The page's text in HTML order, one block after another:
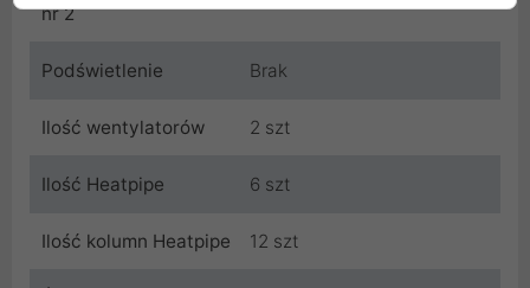
nr 2
Podświetlenie Brak
Ilość wentylatorów 2 szt
Ilość Heatpipe 6 szt
Ilość kolumn Heatpipe 12 szt